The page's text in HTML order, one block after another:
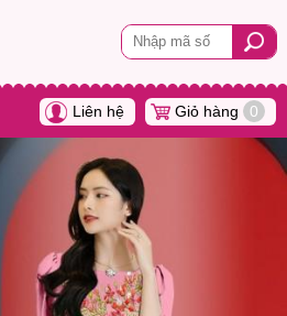
Liên hệ Giỏ hàng 0